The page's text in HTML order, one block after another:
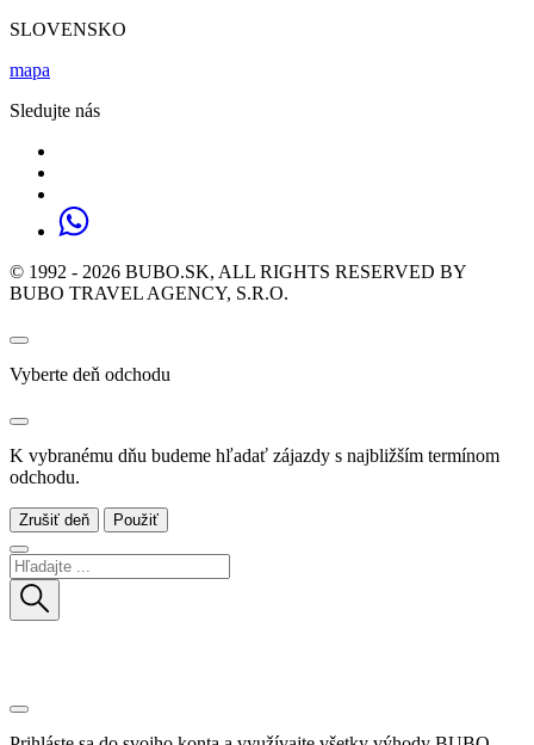
SLOVENSKO
mapa
Sledujte nás
© 1992 - 2026 BUBO.SK, ALL RIGHTS RESERVED BY
BUBO TRAVEL AGENCY, S.R.O.
Vyberte deň odchodu
K vybranému dňu budeme hľadať zájazdy s najbližším termínom
odchodu.
Zrušiť deň Použiť